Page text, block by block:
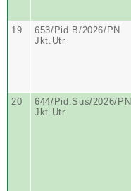
19
653/Pid.B/2026/PN
Jkt.Utr
20
644/Pid.Sus/2026/PN
Jkt.Utr